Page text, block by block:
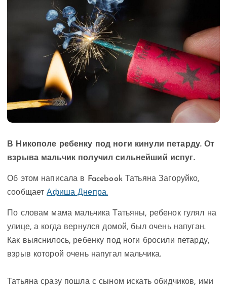
В Никополе ребенку под ноги кинули петарду. От
взрыва мальчик получил сильнейший испуг.
Об этом написала в Facebook Татьяна Загоруйко,
сообщаетАфиша Днепра.
По словам мама мальчика Татьяны, ребенок гулял на
улице, а когда вернулся домой, был очень напуган.
Как выяснилось, ребенку под ноги бросили петарду,
взрыв которой очень напугал мальчика.
Татьяна сразу пошла с сыном искать обидчиков, ими